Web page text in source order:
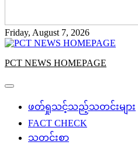
Friday, August 7, 2026
PCT NEWS HOMEPAGE
ဖတ်ရှုသင့်သည့်သတင်းများ
FACT CHECK
သတင်းစာ